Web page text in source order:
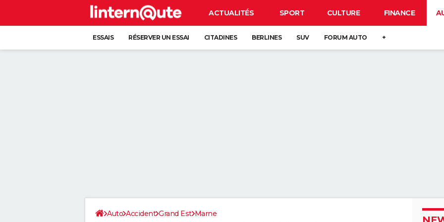
ACTUALITÉS SPORT CULTURE FINANCE
ESSAIS RÉSERVER UN ESSAI CITADINES BERLINES SUV FORUM AUTO +
Auto Accident Grand Est Marne